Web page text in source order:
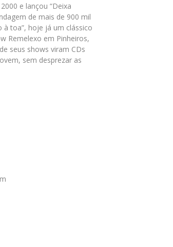
e lançou “Deixa
de mais de 900 mil
à toa”, hoje já um clássico
Remelexo em Pinheiros,
seus shows viram CDs
sem desprezar as